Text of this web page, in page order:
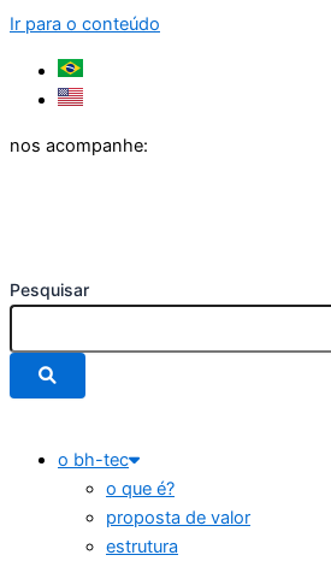
Ir para o conteúdo
nos acompanhe:
Pesquisar
o bh-tec
o que é?
proposta de valor
estrutura